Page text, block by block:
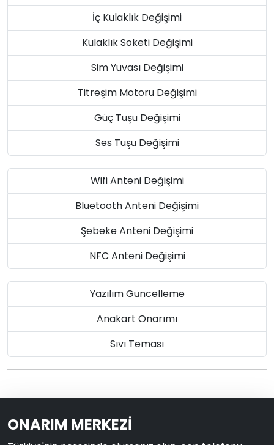
İç Kulaklık Değişimi
Kulaklık Soketi Değişimi
Sim Yuvası Değişimi
Titreşim Motoru Değişimi
Güç Tuşu Değişimi
Ses Tuşu Değişimi
Wifi Anteni Değişimi
Bluetooth Anteni Değişimi
Şebeke Anteni Değişimi
NFC Anteni Değişimi
Yazılım Güncelleme
Anakart Onarımı
Sıvı Teması
ONARIM MERKEZİ